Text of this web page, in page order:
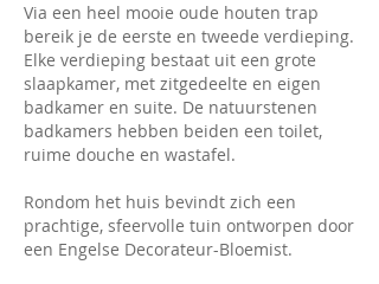
Via een heel mooie oude houten trap
bereik je de eerste en tweede verdieping.
Elke verdieping bestaat uit een grote
slaapkamer, met zitgedeelte en eigen
badkamer en suite. De natuurstenen
badkamers hebben beiden een toilet,
ruime douche en wastafel.
Rondom het huis bevindt zich een
prachtige, sfeervolle tuin ontworpen door
een Engelse Decorateur-Bloemist.